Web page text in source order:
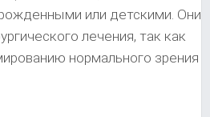
или детскими. Они
лечения, так как
нормального зрения